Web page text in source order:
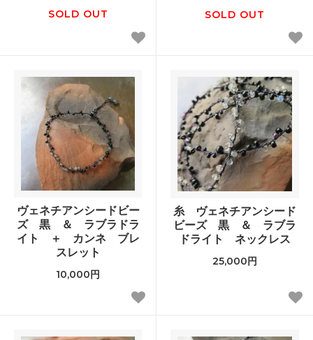
SOLD OUT SOLD OUT
ヴェネチアンシードビー
ズ 黒 ＆ ラブラドラ
イト ＋ カンネ ブレ
スレット
10,000円
糸 ヴェネチアンシード
ビーズ 黒 ＆ ラブラ
ドライト ネックレス
25,000円